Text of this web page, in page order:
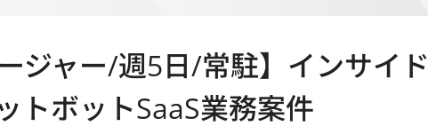
ジャー/週5日/常駐】インサイド
トボットSaaS業務案件